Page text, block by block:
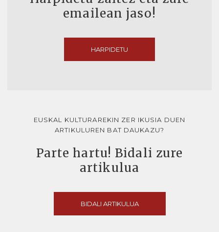
emailean jaso!
HARPIDETU
EUSKAL KULTURAREKIN ZER IKUSIA DUEN
ARTIKULUREN BAT DAUKAZU?
Parte hartu! Bidali zure
artikulua
BIDALI ARTIKULUA